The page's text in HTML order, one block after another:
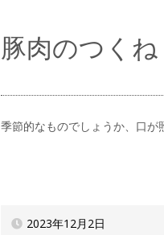
豚肉のつくね
季節的なものでしょうか、口が
2023年12月2日